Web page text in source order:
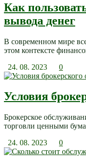
Как
вывода денег
В современном мире
этом контексте
24. 08. 2023
0
Условия
Брокерское
торговли ценными
24. 08. 2023
0